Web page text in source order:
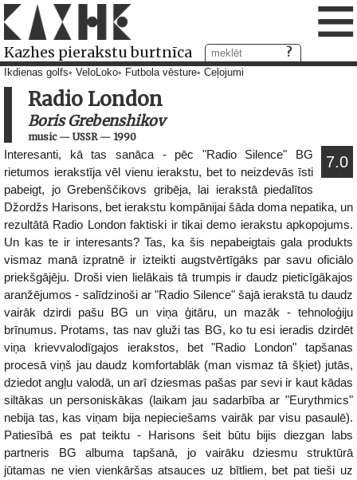
Kazhes pierakstu burtnīca ≡
Ikdienas golfs VeloLoko Futbola vēsture Ceļojumi
Radio London
Boris Grebenshikov
music— USSR— 1990
7.0
Interesanti, kā tas sanāca - pēc "Radio Silence" BG
rietumos ierakstīja vēl vienu ierakstu, bet to neizdevās īsti
pabeigt, jo Grebenščikovs gribēja, lai ierakstā piedalītos
Džordžs Harisons, bet ierakstu kompānijai šāda doma nepatika, un
rezultātā Radio London faktiski ir tikai demo ierakstu apkopojums.
Un kas te ir interesants? Tas, ka šis nepabeigtais gala produkts
vismaz manā izpratnē ir izteikti augstvērtīgāks par savu oficiālo
priekšgājēju. Droši vien lielākais tā trumpis ir daudz pieticīgākajos
aranžējumos - salīdzinoši ar "Radio Silence" šajā ierakstā tu daudz
vairāk dzirdi pašu BG un viņa ģitāru, un mazāk - tehnoloģiju
brīnumus. Protams, tas nav gluži tas BG, ko tu esi ieradis dzirdēt
viņa krievvalodīgajos ierakstos, bet "Radio London" tapšanas
procesā viņš jau daudz komfortablāk (man vismaz tā šķiet) jutās,
dziedot angļu valodā, un arī dziesmas pašas par sevi ir kaut kādas
siltākas un personiskākas (laikam jau sadarbība ar "Eurythmics"
nebija tas, kas viņam bija nepieciešams vairāk par visu pasaulē).
Patiesībā es pat teiktu - Harisons šeit būtu bijis diezgan labs
partneris BG albuma tapšanā, jo vairāku dziesmu struktūrā
jūtamas ne vien vienkāršas atsauces uz bītliem, bet pat tieši uz